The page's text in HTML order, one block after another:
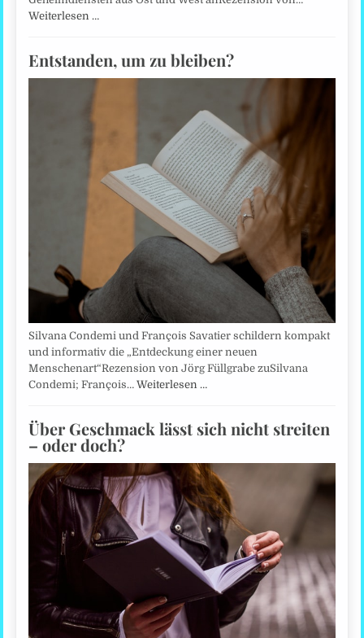
Weiterlesen …
Entstanden, um zu bleiben?
Silvana Condemi und François Savatier schildern kompakt
und informativ die „Entdeckung einer neuen
Menschenart“Rezension von Jörg Füllgrabe zuSilvana
Condemi; François…Weiterlesen …
Über Geschmack lässt sich nicht streiten
– oder doch?